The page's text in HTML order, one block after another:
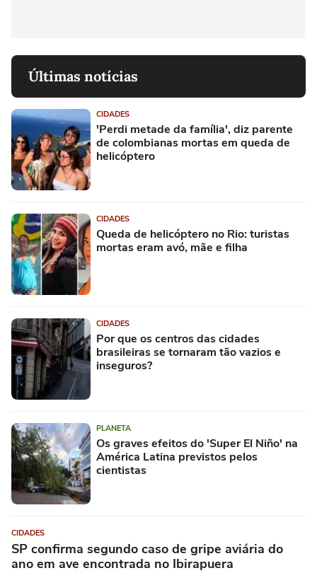
Últimas notícias
CIDADES
'Perdi metade da família', diz parente
de colombianas mortas em queda de
helicóptero
CIDADES
Queda de helicóptero no Rio: turistas
mortas eram avó, mãe e filha
CIDADES
Por que os centros das cidades
brasileiras se tornaram tão vazios e
inseguros?
PLANETA
Os graves efeitos do 'Super El Niño' na
América Latina previstos pelos
cientistas
CIDADES
SP confirma segundo caso de gripe aviária do
ano em ave encontrada no Ibirapuera